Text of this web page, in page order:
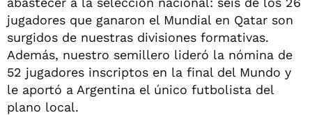
jugadores que ganaron el Mundial en Qatar son
surgidos de nuestras divisiones formativas.
Además, nuestro semillero lideró la nómina de
52 jugadores inscriptos en la final del Mundo y
le aportó a Argentina el único futbolista del
plano local.